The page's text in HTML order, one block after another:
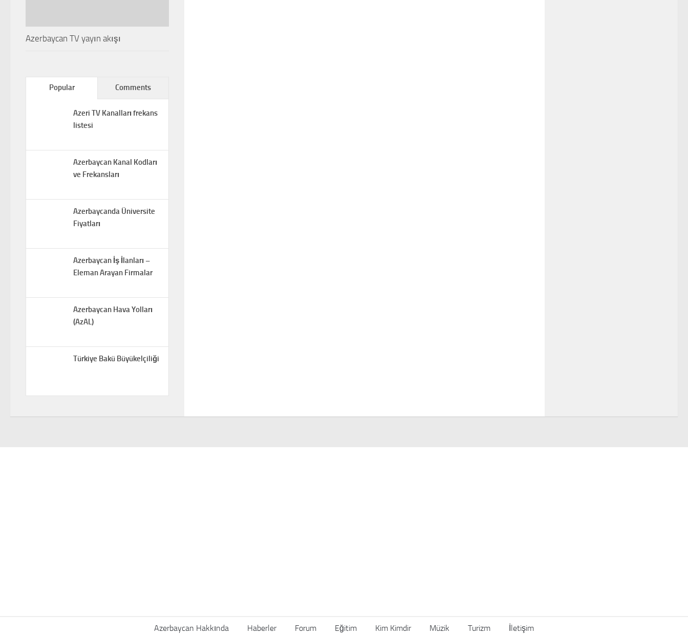
Azerbaycan TV yayın akışı
Popular Comments
Azeri TV Kanalları frekans
listesi
Azerbaycan Kanal Kodları
ve Frekansları
Azerbaycanda Üniversite
Fiyatları
Azerbaycan İş İlanları –
Eleman Arayan Firmalar
Azerbaycan Hava Yolları
(AzAL)
Türkiye Bakü Büyükelçiliği
Azerbaycan Hakkında Haberler Forum Eğitim Kim Kimdir Müzik Turizm İletişim